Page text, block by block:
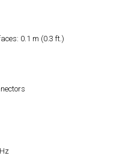
0.1 m (0.3 ft.)